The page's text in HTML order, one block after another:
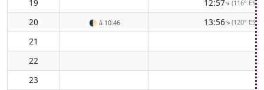
19 12:57↑(116° ESE)
20 🌓 à 10:46 13:56↑(120° ESE)
21
22
23